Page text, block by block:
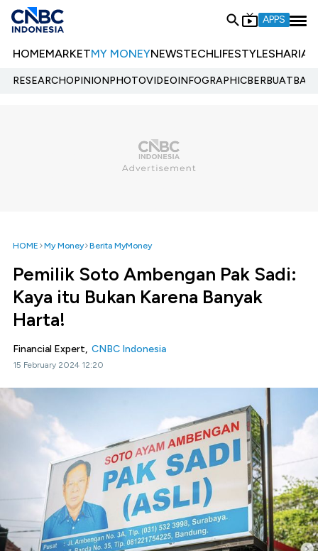
APPS
HOMEMARKETMY MONEYNEWSTECHLIFESTYLESHARIA
RESEARCHOPINIONPHOTOVIDEOINFOGRAPHIC
HOME My Money Berita MyMoney
Pemilik Soto Ambengan Pak Sadi:
Kaya itu Bukan Karena Banyak
Harta!
Financial Expert, CNBC Indonesia
15 February 2024 12:20